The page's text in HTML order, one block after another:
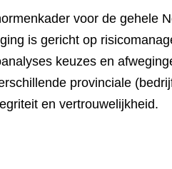
voor de gehele
is gericht op
keuzes en
provinciale
en vertrouwelijkheid.